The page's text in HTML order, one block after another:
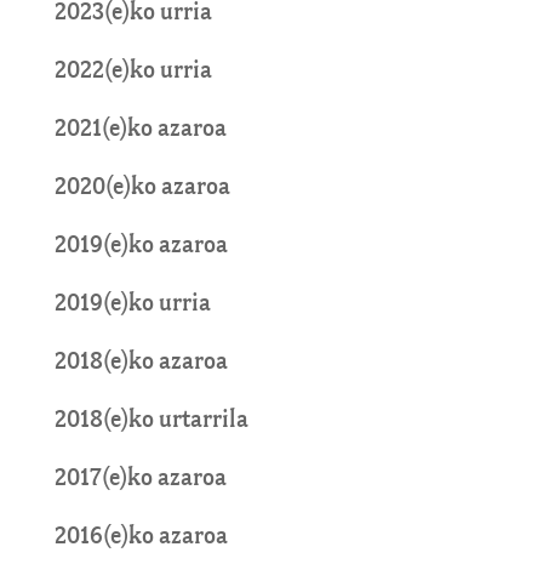
2023(e)ko urria
2022(e)ko urria
2021(e)ko azaroa
2020(e)ko azaroa
2019(e)ko azaroa
2019(e)ko urria
2018(e)ko azaroa
2018(e)ko urtarrila
2017(e)ko azaroa
2016(e)ko azaroa